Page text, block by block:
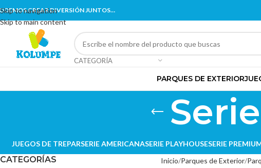
Skip to navigation
Skip to main content
CREAR DIVERSIÓN JUNTOS…
CATEGORÍA
PARQUES DE EXTERIOR
JUEGOS DE TREPARSERIE AMERICANASERIE PLAYHOUSESERIE
CATEGORÍAS Inicio Parques de Exterior